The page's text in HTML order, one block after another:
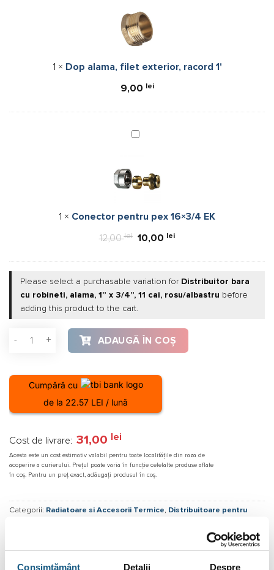
Consimțământ Detalii Despre
filet
exterior,
racord
1 × Dop alama, filet exterior, racord 1'
9,00 lei
Conector
16×3/4
EK
1 × Conector pentru pex 16×3/4 EK
12,00lei
Prețul
fost:
12,00 lei.
10,00 leiPrețul
10,00 lei.
Please select a purchasable variation for Distribuitor bara
cu robineti, alama, 1” x 3/4”, 11 cai, rosu/albastru before
adding this product to the cart.
Cantitate Distribuitor bara cu robineti, alama, 1” x 3/4”, 11
ADAUGĂ ÎN COȘ
Cumpără cu
de la 22.57 LEI / lună
Cost de livrare: 31,00 lei
Acesta este un cost estimativ valabil pentru toate localitățile din raza de
acoperire a curierului. Prețul poate varia în funcție celelalte produse aflate
în coș. Pentru un preț exact, adăugați produsul în coș.
Categorii: Radiatoare si Accesorii Termice, Distribuitoare pentru
Set distribuitor